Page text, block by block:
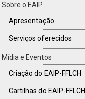
MENU
DO
RODAPÉ
Sobre o EAIP
Apresentação
Serviços oferecidos
Mídia e Eventos
Criação do EAIP-FFLCH
Cartilhas do EAIP-FFLCH